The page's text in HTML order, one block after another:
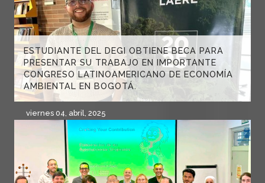
ESTUDIANTE DEL DEGI OBTIENE BECA PARA
PRESENTAR SU TRABAJO EN IMPORTANTE
CONGRESO LATINOAMERICANO DE ECONOMÍA
AMBIENTAL EN BOGOTÁ.
viernes 04, abril, 2025